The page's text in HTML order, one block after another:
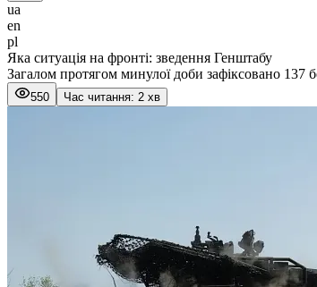
ua
en
pl
Яка ситуація на фронті: зведення Генштабу
Загалом протягом минулої доби зафіксовано 137
550 Час читання: 2 хв